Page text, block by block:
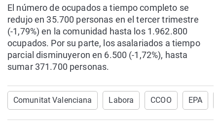
El número de ocupados a tiempo completo se
redujo en 35.700 personas en el tercer trimestre
(-1,79%) en la comunidad hasta los 1.962.800
ocupados. Por su parte, los asalariados a tiempo
parcial disminuyeron en 6.500 (-1,72%), hasta
sumar 371.700 personas.
Comunitat Valenciana Labora CCOO EPA